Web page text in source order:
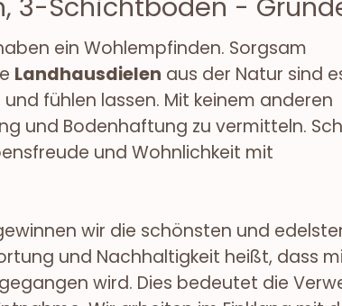
3-Schichtboden -
ein Wohlempfinden. Sorgsam
Landhausdielen aus der Natur sind
fühlen lassen. Mit keinem anderen
und Bodenhaftung zu vermitteln.
und Wohnlichkeit mit
wir die schönsten und
und Nachhaltigkeit heißt, dass
wird. Dies bedeutet die